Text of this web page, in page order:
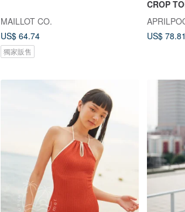
MAILLOT CO.
US$ 64.74
獨家販售
CROP
US$ 78.81